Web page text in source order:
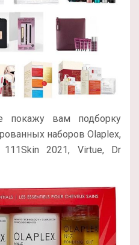
покажу вам подборку
наборов Olaplex,
2021, Virtue, Dr